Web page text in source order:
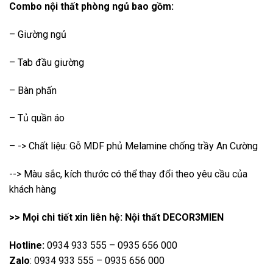
Combo nội thất phòng ngủ bao gồm:
– Giường ngủ
– Tab đầu giường
– Bàn phấn
– Tủ quần áo
– -> Chất liệu: Gỗ MDF phủ Melamine chống trầy An Cường
--> Màu sắc, kích thước có thể thay đổi theo yêu cầu của
khách hàng
>> Mọi chi tiết xin liên hệ: Nội thất DECOR3MIEN
Hotline: 0934 933 555 – 0935 656 000
Zalo: 0934 933 555 – 0935 656 000